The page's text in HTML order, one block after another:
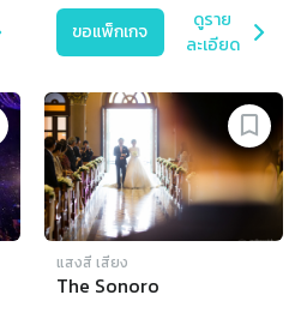
ขอแพ็กเกจ
ดูราย
ละเอียด
แสงสี เสียง
The Sonoro